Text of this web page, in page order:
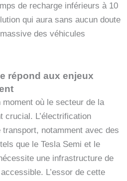
de recharge inférieurs à 10
qui aura sans aucun doute
des véhicules
répond aux enjeux
moment où le secteur de la
crucial. L’électrification
notamment avec des
que le Tesla Semi et le
une infrastructure de
L’essor de cette